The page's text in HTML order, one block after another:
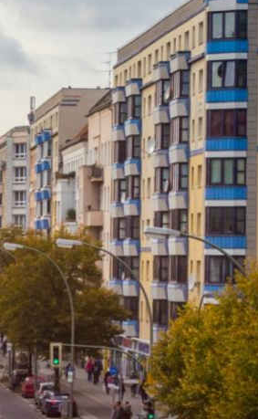
СЪВЕТИ